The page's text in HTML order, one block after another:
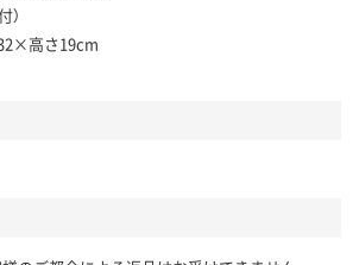
）
高さ19cm